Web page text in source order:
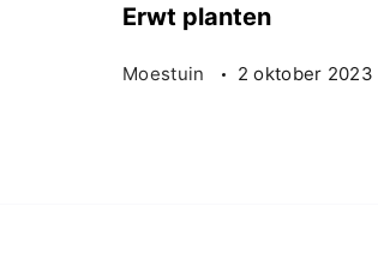
Erwt planten
Moestuin 2 oktober 2023